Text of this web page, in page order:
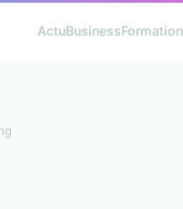
ActuBusinessFormation